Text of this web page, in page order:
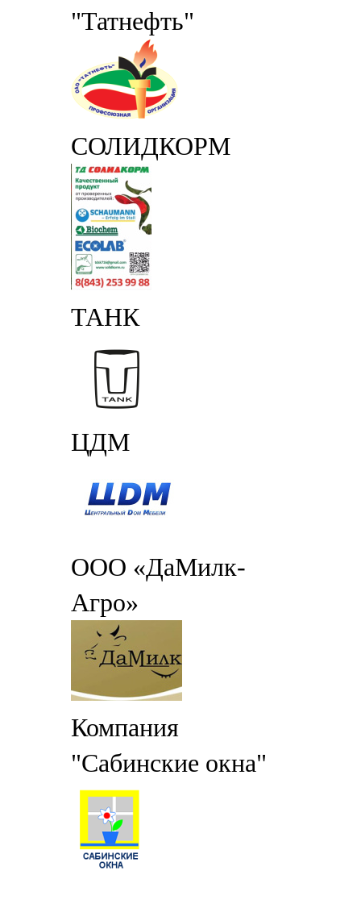
"Татнефть"
СОЛИДКОРМ
ТАНК
ЦДМ
ООО «ДаМилк-
Агро»
Компания
"Сабинские окна"